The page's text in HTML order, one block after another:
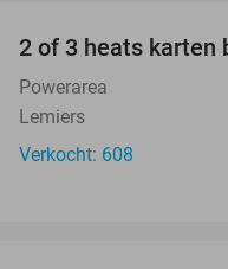
2 of 3 heats karten
Powerarea
Lemiers
Verkocht: 608